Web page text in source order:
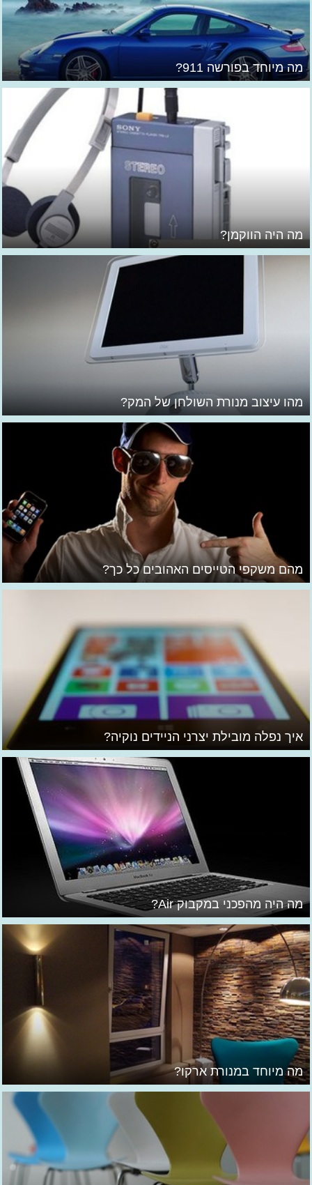
מה מיוחד בפורשה 911?
מה היה הווקמן?
מהו עיצוב מנורת השולחן של המק?
מהם משקפי הטייסים האהובים כל כך?
איך נפלה מובילת יצרני הניידים נוקיה?
מה היה מהפכני במקבוק Air?
מה מיוחד במנורת ארקו?